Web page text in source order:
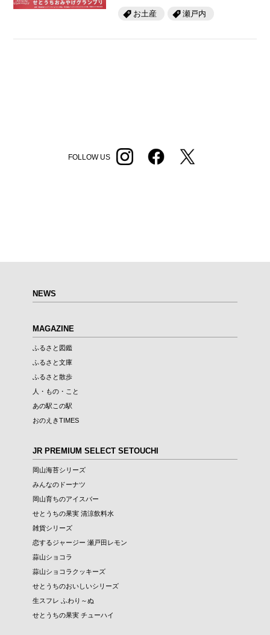
お土産 瀬戸内
FOLLOW US
NEWS
MAGAZINE
ふるさと図鑑
ふるさと文庫
ふるさと散歩
人・もの・こと
あの駅この駅
おのえきTIMES
JR PREMIUM SELECT SETOUCHI
岡山海苔シリーズ
みんなのドーナツ
岡山育ちのアイスバー
せとうちの果実 清涼飲料水
雑貨シリーズ
恋するジャージー 瀬戸田レモン
蒜山ショコラ
蒜山ショコラクッキーズ
せとうちのおいしいシリーズ
生スフレ ふわり～ぬ
せとうちの果実 チューハイ